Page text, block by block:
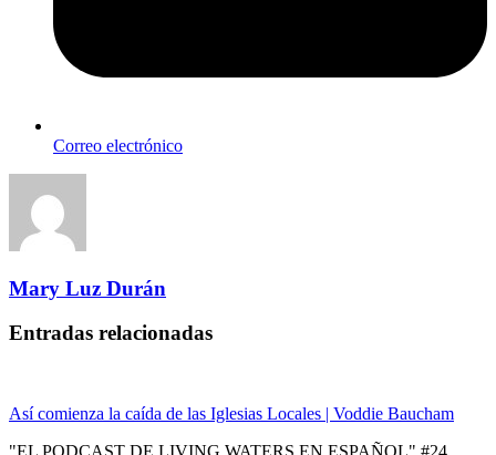
Correo electrónico
Mary Luz Durán
Entradas relacionadas
Así comienza la caída de las Iglesias Locales | Voddie Baucham
"EL PODCAST DE LIVING WATERS EN ESPAÑOL" #24